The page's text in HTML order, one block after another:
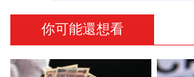
你可能還想看